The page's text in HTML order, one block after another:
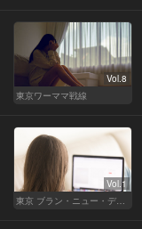
Vol.8
東京ワーママ戦線
Vol.1
東京 ブラン・ニュー・デイズ